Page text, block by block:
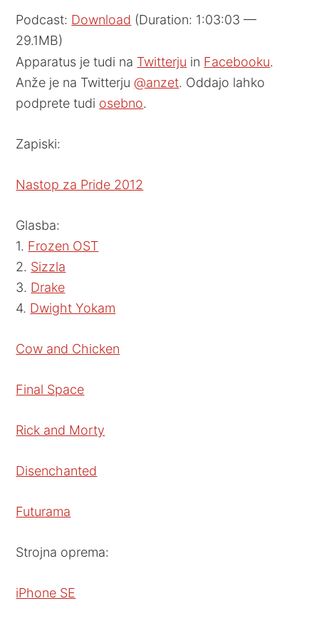
Podcast: Download (Duration: 1:03:03 —
29.1MB)
Apparatus je tudi na Twitterju in Facebooku.
Anže je na Twitterju@anzet. Oddajo lahko
podprete tudi osebno.
Zapiski:
Nastop za Pride 2012
Glasba:
1. Frozen OST
2. Sizzla
3. Drake
4. Dwight Yokam
Cow and Chicken
Final Space
Rick and Morty
Disenchanted
Futurama
Strojna oprema:
iPhone SE